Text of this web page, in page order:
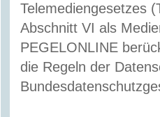
Telemediengesetzes
Abschnitt VI als
PEGELONLINE
die Regeln der